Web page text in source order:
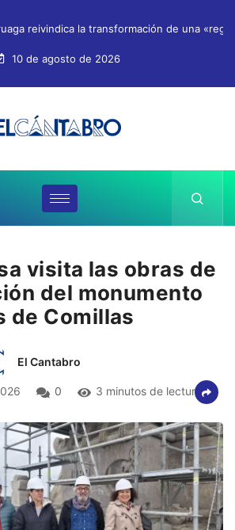
reivindica la transformación de una
10 de agosto de 2026
visita las obras de
del monumento
de Comillas
El Cantabro
0 3 minutos de lectura